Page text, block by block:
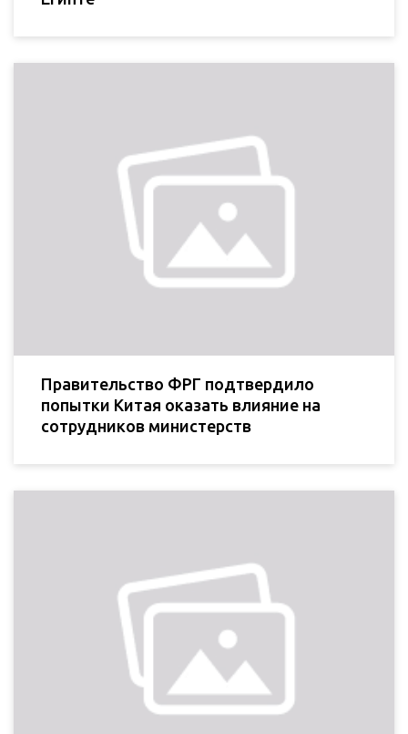
Правительство ФРГ подтвердило
попытки Китая оказать влияние на
сотрудников министерств